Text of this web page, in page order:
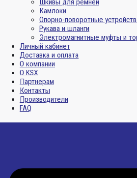
Камлоки
Опорно-поворотные
Рукава и шланги
Электромагнитные муфты и
Личный кабинет
Доставка и оплата
О компании
О KSX
Партнерам
Контакты
Производители
FAQ